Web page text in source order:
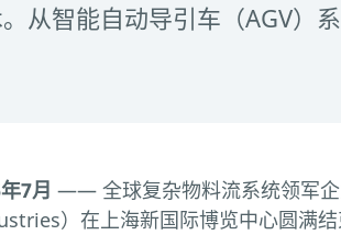
从智能自动导引车（AGV）
7月 —— 全球复杂物料流系统领军
）在上海新国际博览中心圆满